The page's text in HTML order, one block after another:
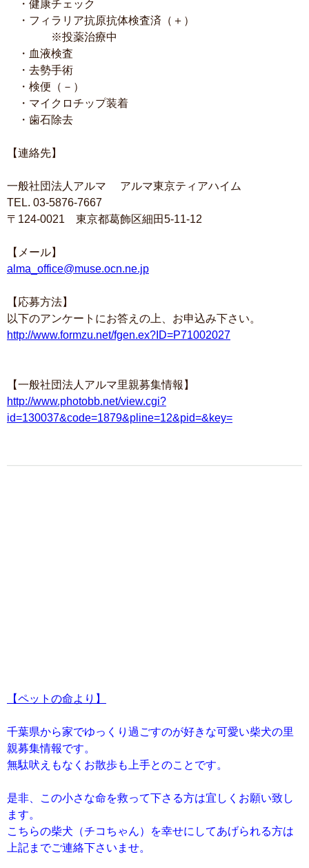
・健康チェック
・フィラリア抗原抗体検査済（＋）
※投薬治療中
・血液検査
・去勢手術
・検便（－）
・マイクロチップ装着
・歯石除去
【連絡先】
一般社団法人アルマ アルマ東京ティアハイム
TEL. 03-5876-7667
〒124-0021 東京都葛飾区細田5-11-12
【メール】
alma_office@muse.ocn.ne.jp
【応募方法】
以下のアンケートにお答えの上、お申込み下さい。
http://www.formzu.net/fgen.ex?ID=P71002027
【一般社団法人アルマ里親募集情報】
http://www.photobb.net/view.cgi?
id=130037&code=1879&pline=12&pid=&key=
【ペットの命より】
千葉県から家でゆっくり過ごすのが好きな可愛い柴犬の里
親募集情報です。
無駄吠えもなくお散歩も上手とのことです。
是非、この小さな命を救って下さる方は宜しくお願い致し
ます。
こちらの柴犬（チコちゃん）を幸せにしてあげられる方は
上記までご連絡下さいませ。